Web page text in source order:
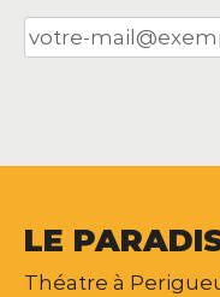
LE
Théatre à